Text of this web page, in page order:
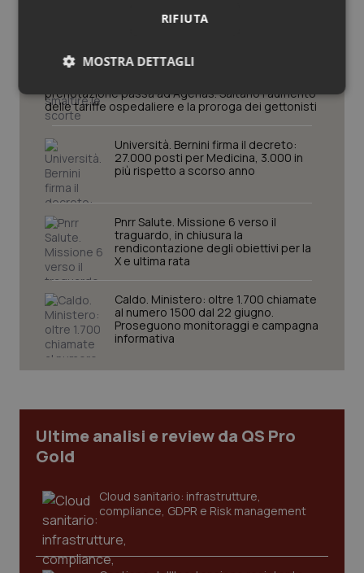
smaltire le scorte Covid, le liste
d’attesa tornano al Siveas e il
prenotazione passa ad Agenas. Saltano l’aumento
delle tariffe ospedaliere e la proroga dei gettonisti
Università. Bernini firma il decreto:
27.000 posti per Medicina, 3.000 in
più rispetto a scorso anno
Pnrr Salute. Missione 6 verso il
traguardo, in chiusura la
rendicontazione degli obiettivi per la
X e ultima rata
Caldo. Ministero: oltre 1.700 chiamate
al numero 1500 dal 22 giugno.
Proseguono monitoraggi e campagna
informativa
Ultime analisi e review da QS Pro
Gold
Cloud sanitario: infrastrutture,
compliance, GDPR e Risk management
RIFIUTA
MOSTRA DETTAGLI
Necessari Statistici Marketing
I cookie necessari contribuiscono a rendere fruibile il
sito web abilitandone funzionalità di base quali la
navigazione sulle pagine e l'accesso alle aree
protette del sito. Il sito web non è in grado di
funzionare correttamente senza questi cookie.
Nome
Fornitore/Dominio
VISITOR_PRIVACY_METADATA